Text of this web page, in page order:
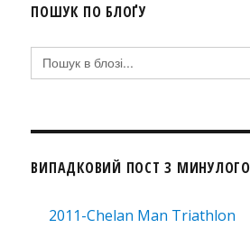
ПОШУК ПО БЛОҐУ
Search
for:
ВИПАДКОВИЙ ПОСТ З МИНУЛОГО
2011-Chelan Man Triathlon